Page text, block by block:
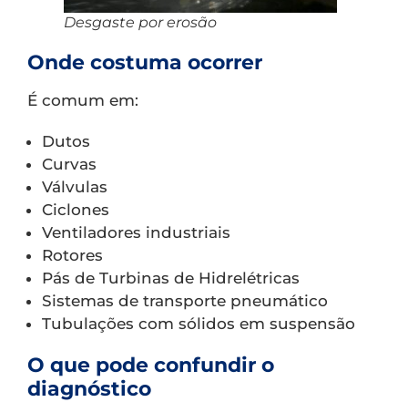
Desgaste por erosão
Onde costuma ocorrer
É comum em:
Dutos
Curvas
Válvulas
Ciclones
Ventiladores industriais
Rotores
Pás de Turbinas de Hidrelétricas
Sistemas de transporte pneumático
Tubulações com sólidos em suspensão
O que pode confundir o
diagnóstico